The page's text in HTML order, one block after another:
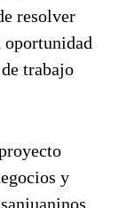
resolver
oportunidad
trabajo
y